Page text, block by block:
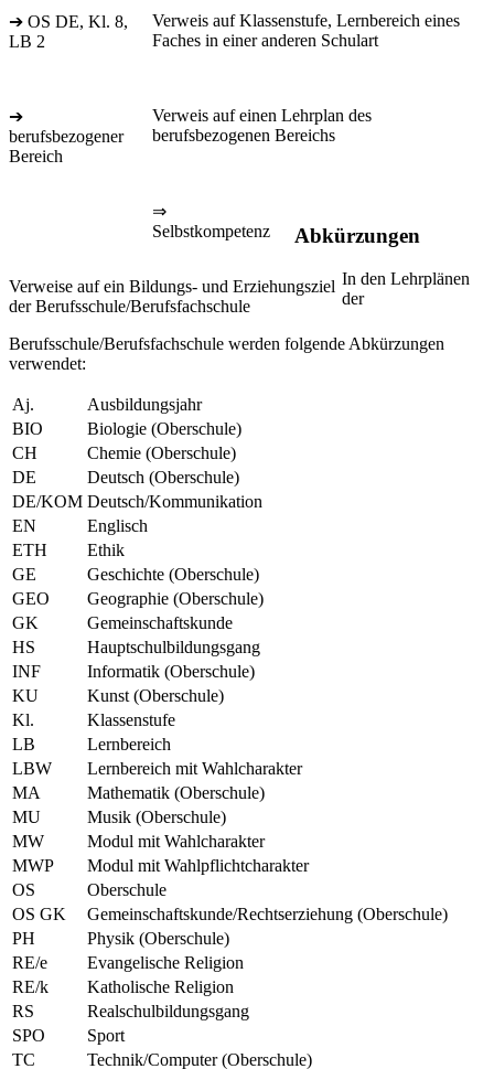
➔ OS DE, Kl. 8,
LB 2
Verweis auf Klassenstufe, Lernbereich eines
Faches in einer anderen Schulart
➔
berufsbezogener
Bereich
Verweis auf einen Lehrplan des
berufsbezogenen Bereichs
⇒
Selbstkompetenz
Verweise auf ein Bildungs- und Erziehungsziel
der Berufsschule/Berufsfachschule
Abkürzungen
In den Lehrplänen
der
Berufsschule/Berufsfachschule werden folgende Abkürzungen
verwendet:
Aj.
Ausbildungsjahr
BIO
Biologie (Oberschule)
CH
Chemie (Oberschule)
DE
Deutsch (Oberschule)
DE/KOM Deutsch/Kommunikation
EN
Englisch
ETH
Ethik
GE
Geschichte (Oberschule)
GEO
Geographie (Oberschule)
GK
Gemeinschaftskunde
HS
Hauptschulbildungsgang
INF
Informatik (Oberschule)
KU
Kunst (Oberschule)
Kl.
Klassenstufe
LB
Lernbereich
LBW
Lernbereich mit Wahlcharakter
MA
Mathematik (Oberschule)
MU
Musik (Oberschule)
MW
Modul mit Wahlcharakter
MWP
Modul mit Wahlpflichtcharakter
OS
Oberschule
OS GK
Gemeinschaftskunde/Rechtserziehung (Oberschule)
PH
Physik (Oberschule)
RE/e
Evangelische Religion
RE/k
Katholische Religion
RS
Realschulbildungsgang
SPO
Sport
TC
Technik/Computer (Oberschule)